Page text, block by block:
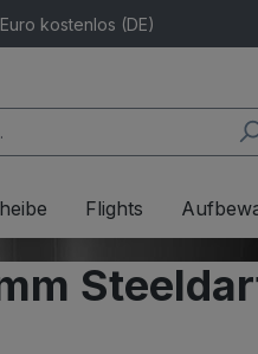
kostenlos (DE)
Flights